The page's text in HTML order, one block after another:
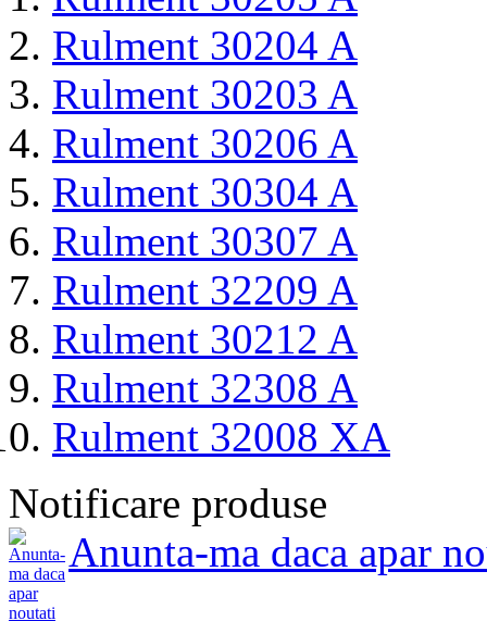
Rulment 30204 A
Rulment 30203 A
Rulment 30206 A
Rulment 30304 A
Rulment 30307 A
Rulment 32209 A
Rulment 30212 A
Rulment 32308 A
Rulment 32008 XA
Notificare produse
Anunta-ma daca apar